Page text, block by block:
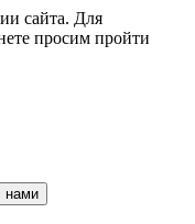
сайта. Для
просим пройти
нами